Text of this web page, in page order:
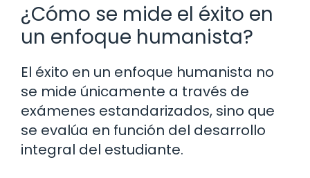
¿Cómo se mide el éxito en
un enfoque humanista?
El éxito en un enfoque humanista no
se mide únicamente a través de
exámenes estandarizados, sino que
se evalúa en función del desarrollo
integral del estudiante.